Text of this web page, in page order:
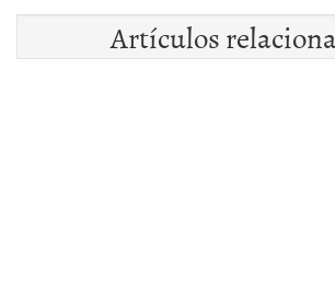
Artículos